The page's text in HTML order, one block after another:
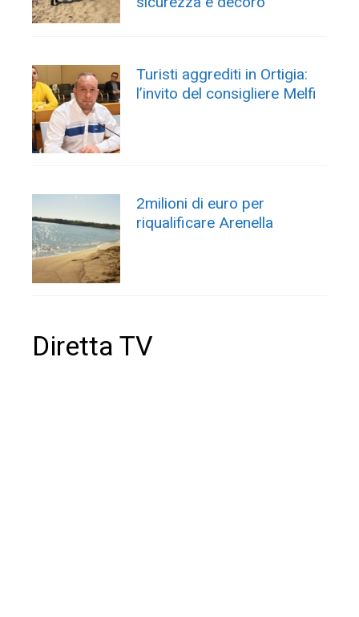
Turisti aggrediti in Ortigia:
l’invito del consigliere Melfi
2milioni di euro per
riqualificare Arenella
Diretta TV